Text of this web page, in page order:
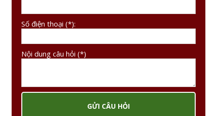
Số điện thoại (*):
Nội dung câu hỏi (*)